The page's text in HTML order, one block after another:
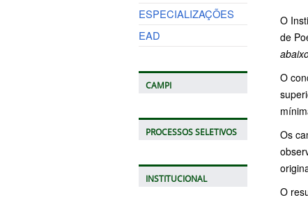
ESPECIALIZAÇÕES
EAD
CAMPI
PROCESSOS SELETIVOS
INSTITUCIONAL
O
de
O
Os
O